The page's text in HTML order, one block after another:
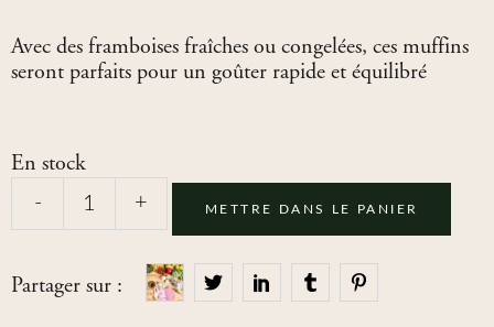
Avec des framboises fraîches ou congelées, ces muffins
seront parfaits pour un goûter rapide et équilibré
En stock
- + METTRE DANS LE PANIER
Partager sur :